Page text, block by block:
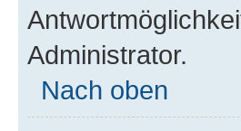
Administrator.
Nach oben